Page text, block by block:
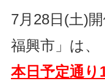
7月28日(土)
福興市」は、
本日予定通り